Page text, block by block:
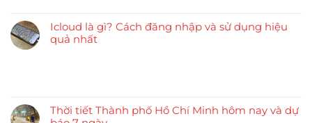
Icloud là gì? Cách đăng nhập và sử dụng hiệu
quả nhất
Thời tiết Thành phố Hồ Chí Minh hôm nay và dự